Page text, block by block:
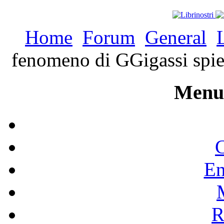
Home Forum General
fenomeno di GGigassi